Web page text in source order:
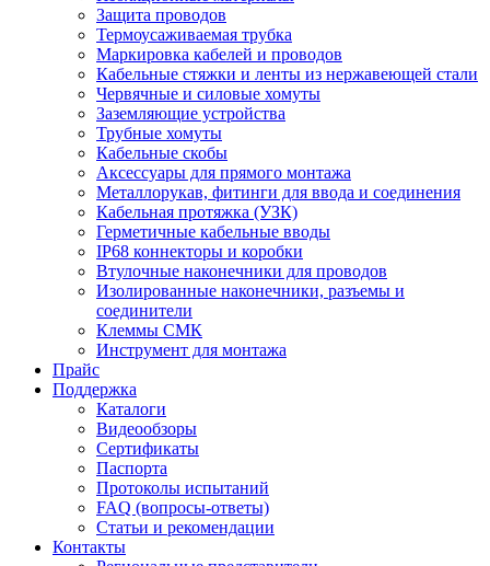
Защита проводов
Термоусаживаемая трубка
Маркировка кабелей и проводов
Кабельные стяжки и ленты из нержавеющей стали
Червячные и силовые хомуты
Заземляющие устройства
Трубные хомуты
Кабельные скобы
Аксессуары для прямого монтажа
Металлорукав, фитинги для ввода и соединения
Кабельная протяжка (УЗК)
Герметичные кабельные вводы
IP68 коннекторы и коробки
Втулочные наконечники для проводов
Изолированные наконечники, разъемы и
соединители
Клеммы СМК
Инструмент для монтажа
Прайс
Поддержка
Каталоги
Видеообзоры
Сертификаты
Паспорта
Протоколы испытаний
FAQ (вопросы-ответы)
Статьи и рекомендации
Контакты